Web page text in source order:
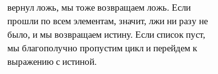
вернул ложь, мы тоже возвращаем ложь. Если
прошли по всем элементам, значит, лжи ни разу не
было, и мы возвращаем истину. Если список пуст,
мы благополучно пропустим цикл и перейдем к
выражению с истиной.